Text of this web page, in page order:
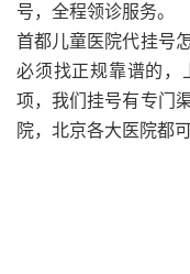
号，全程领诊服务。
首都儿童医院代挂号
必须找正规靠谱的，
项，我们挂号有专门
院，北京各大医院都可